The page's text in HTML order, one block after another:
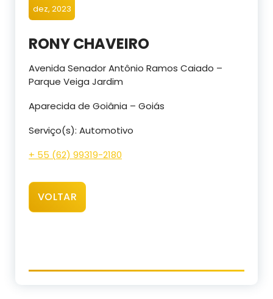
dez, 2023
RONY CHAVEIRO
Avenida Senador Antônio Ramos Caiado –
Parque Veiga Jardim
Aparecida de Goiânia – Goiás
Serviço(s): Automotivo
+ 55 (62) 99319-2180
VOLTAR